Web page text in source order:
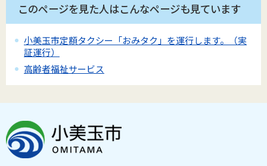
このページを見た人はこんなページも見ています
小美玉市定額タクシー「おみタク」を運行します。（実
証運行）
高齢者福祉サービス